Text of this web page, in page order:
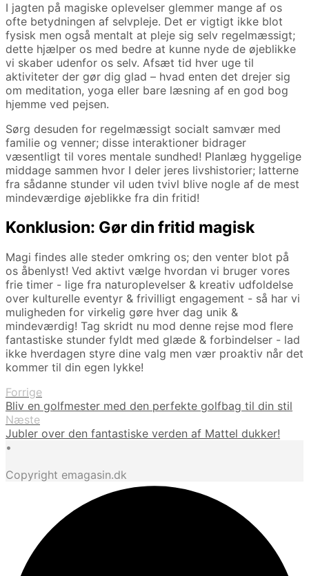
I jagten på magiske oplevelser glemmer mange af os
ofte betydningen af selvpleje. Det er vigtigt ikke blot
fysisk men også mentalt at pleje sig selv regelmæssigt;
dette hjælper os med bedre at kunne nyde de øjeblikke
vi skaber udenfor os selv. Afsæt tid hver uge til
aktiviteter der gør dig glad – hvad enten det drejer sig
om meditation, yoga eller bare læsning af en god bog
hjemme ved pejsen.
Sørg desuden for regelmæssigt socialt samvær med
familie og venner; disse interaktioner bidrager
væsentligt til vores mentale sundhed! Planlæg hyggelige
middage sammen hvor I deler jeres livshistorier; latterne
fra sådanne stunder vil uden tvivl blive nogle af de mest
mindeværdige øjeblikke fra din fritid!
Konklusion: Gør din fritid magisk
Magi findes alle steder omkring os; den venter blot på
os åbenlyst! Ved aktivt vælge hvordan vi bruger vores
frie timer - lige fra naturoplevelser & kreativ udfoldelse
over kulturelle eventyr & frivilligt engagement - så har vi
muligheden for virkelig gøre hver dag unik &
mindeværdig! Tag skridt nu mod denne rejse mod flere
fantastiske stunder fyldt med glæde & forbindelser - lad
ikke hverdagen styre dine valg men vær proaktiv når det
kommer til din egen lykke!
Forrige
Bliv en golfmester med den perfekte golfbag til din stil
Næste
Jubler over den fantastiske verden af Mattel dukker!
•
Copyright emagasin.dk